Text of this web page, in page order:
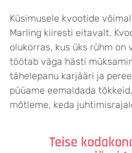
Küsimusele kvootide
Marling kiiresti eitavalt.
olukorras, kus üks rühm on
töötab väga hästi
tähelepanu karjääri ja
püüame eemaldada
mõtleme, keda